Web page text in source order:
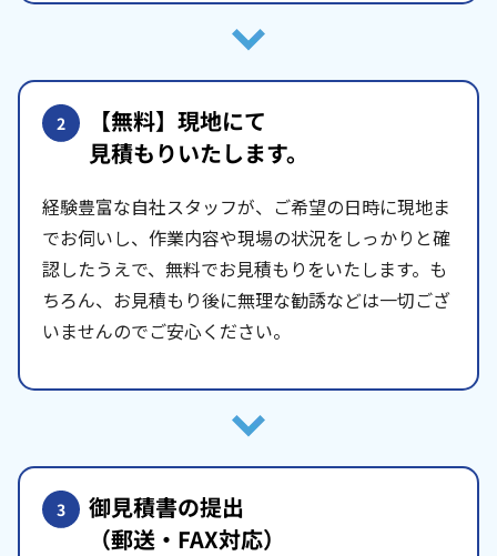
2 【無料】現地にて
見積もりいたします。
経験豊富な自社スタッフが、ご希望の日時に現地ま
でお伺いし、作業内容や現場の状況をしっかりと確
認したうえで、無料でお見積もりをいたします。も
ちろん、お見積もり後に無理な勧誘などは一切ござ
いませんのでご安心ください。
3 御見積書の提出
（郵送・FAX対応）